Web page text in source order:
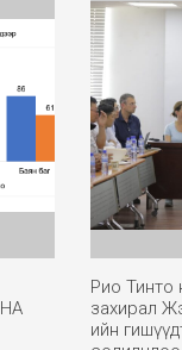
Рио Тинто
захирал
ийн